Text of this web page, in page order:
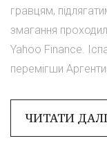
гравцям,
змагання
Yahoo Finance.
перемігши
ЧИТАТИ ДАЛІ